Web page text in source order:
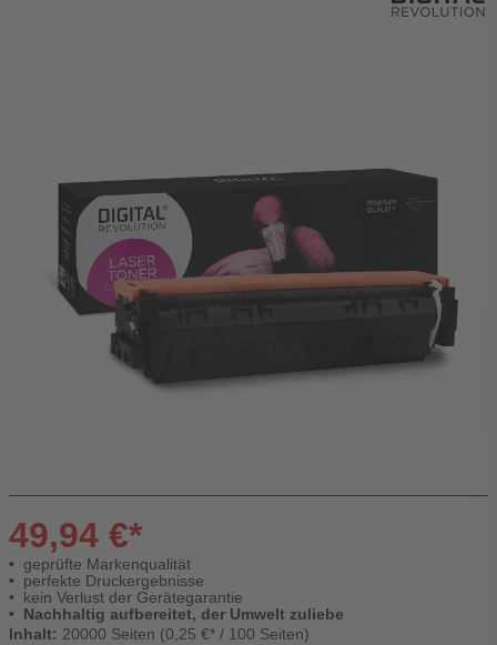
49,94 €*
geprüfte Markenqualität
perfekte Druckergebnisse
kein Verlust der Gerätegarantie
Nachhaltig aufbereitet, der Umwelt zuliebe
Inhalt: 20000 Seiten (0,25 €* / 100 Seiten)